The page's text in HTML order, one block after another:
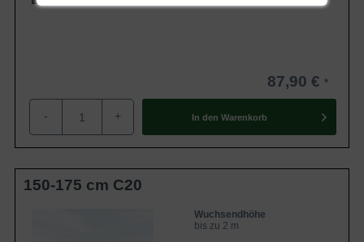
87,90 €
- + In den Warenkorb
150-175 cm C20
Wuchsendhöhe
bis zu 2 m